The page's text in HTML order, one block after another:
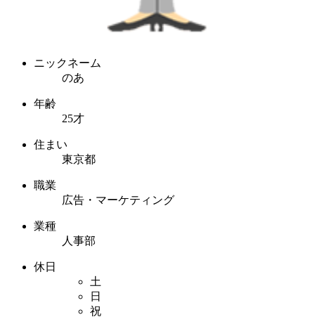
ニックネーム
のあ
年齢
25才
住まい
東京都
職業
広告・マーケティング
業種
人事部
休日
土
日
祝